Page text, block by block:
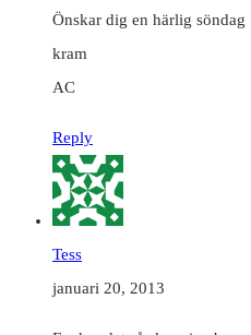
Önskar dig en härlig söndag
kram
AC
Reply
Tess
januari 20, 2013